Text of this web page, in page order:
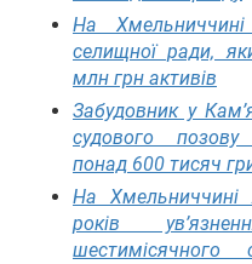
На Хмельниччині
селищної ради,
млн грн активів
Забудовник у
судового
понад 600 тисяч
На Хмельниччині
років